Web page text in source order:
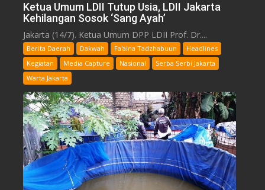
Ketua Umum LDII Tutup Usia, LDII Jakarta
Kehilangan Sosok ‘Sang Ayah’
Jakarta (14/7). Ketua Umum DPP LDII Prof. Dr....
Berita Daerah Dakwah Fa'aina Tadzhabuun
Headlines
Kegiatan
Media Capture Nasional
Serba Serbi Jakarta
Warta Jakarta